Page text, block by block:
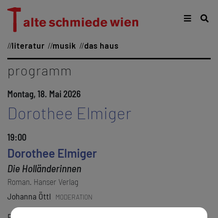
literatur musik das haus
programm
Montag, 18. Mai 2026
Dorothee Elmiger
19:00
Dorothee Elmiger
Die Holländerinnen
Roman. Hanser Verlag
Johanna Öttl
MODERATION